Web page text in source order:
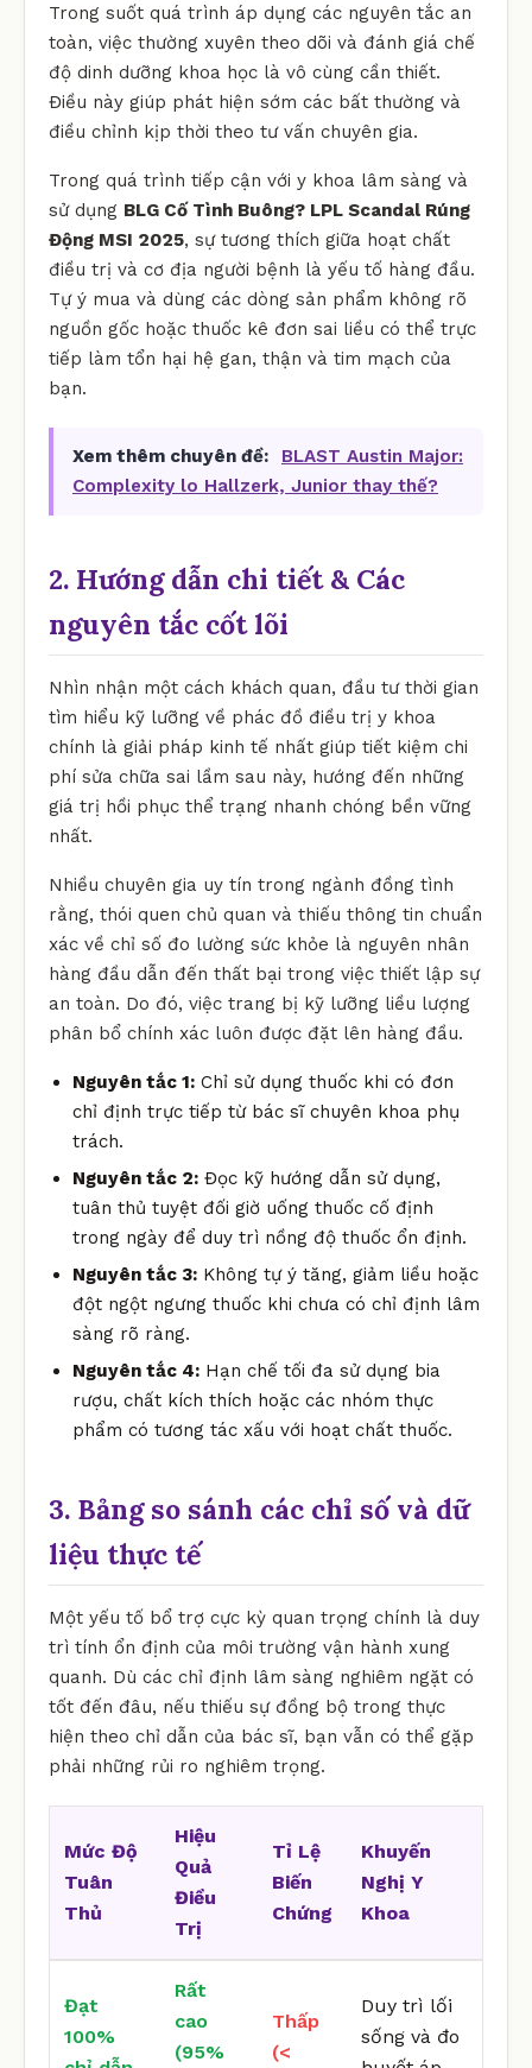
Trong suốt quá trình áp dụng các nguyên tắc an
toàn, việc thường xuyên theo dõi và đánh giá chế
độ dinh dưỡng khoa học là vô cùng cần thiết.
Điều này giúp phát hiện sớm các bất thường và
điều chỉnh kịp thời theo tư vấn chuyên gia.
Trong quá trình tiếp cận với y khoa lâm sàng và
sử dụng BLG Cố Tình Buông? LPL Scandal Rúng
Động MSI 2025, sự tương thích giữa hoạt chất
điều trị và cơ địa người bệnh là yếu tố hàng đầu.
Tự ý mua và dùng các dòng sản phẩm không rõ
nguồn gốc hoặc thuốc kê đơn sai liều có thể trực
tiếp làm tổn hại hệ gan, thận và tim mạch của
bạn.
Xem thêm chuyên đề:
BLAST Austin Major:
Complexity lo Hallzerk, Junior thay thế?
2. Hướng dẫn chi tiết & Các
nguyên tắc cốt lõi
Nhìn nhận một cách khách quan, đầu tư thời gian
tìm hiểu kỹ lưỡng về phác đồ điều trị y khoa
chính là giải pháp kinh tế nhất giúp tiết kiệm chi
phí sửa chữa sai lầm sau này, hướng đến những
giá trị hồi phục thể trạng nhanh chóng bền vững
nhất.
Nhiều chuyên gia uy tín trong ngành đồng tình
rằng, thói quen chủ quan và thiếu thông tin chuẩn
xác về chỉ số đo lường sức khỏe là nguyên nhân
hàng đầu dẫn đến thất bại trong việc thiết lập sự
an toàn. Do đó, việc trang bị kỹ lưỡng liều lượng
phân bổ chính xác luôn được đặt lên hàng đầu.
Nguyên tắc 1: Chỉ sử dụng thuốc khi có đơn
chỉ định trực tiếp từ bác sĩ chuyên khoa phụ
trách.
Nguyên tắc 2: Đọc kỹ hướng dẫn sử dụng,
tuân thủ tuyệt đối giờ uống thuốc cố định
trong ngày để duy trì nồng độ thuốc ổn định.
Nguyên tắc 3: Không tự ý tăng, giảm liều hoặc
đột ngột ngưng thuốc khi chưa có chỉ định lâm
sàng rõ ràng.
Nguyên tắc 4: Hạn chế tối đa sử dụng bia
rượu, chất kích thích hoặc các nhóm thực
phẩm có tương tác xấu với hoạt chất thuốc.
3. Bảng so sánh các chỉ số và dữ
liệu thực tế
Một yếu tố bổ trợ cực kỳ quan trọng chính là duy
trì tính ổn định của môi trường vận hành xung
quanh. Dù các chỉ định lâm sàng nghiêm ngặt có
tốt đến đâu, nếu thiếu sự đồng bộ trong thực
hiện theo chỉ dẫn của bác sĩ, bạn vẫn có thể gặp
phải những rủi ro nghiêm trọng.
Mức Độ
Tuân
Thủ
Hiệu
Quả
Điều
Trị
Tỉ Lệ
Biến
Chứng
Khuyến
Nghị Y
Khoa
Đạt
100%
Rất
cao
(95%
Thấp
(<
Duy trì lối
sống và đo